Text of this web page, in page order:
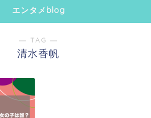
エンタメblog
― TAG ―
清水香帆